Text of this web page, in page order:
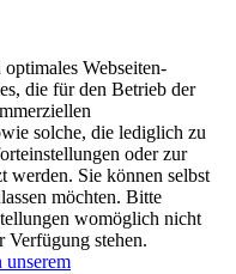
Webseiten-
die für den Betrieb der
solche, die lediglich zu
oder zur
werden. Sie können selbst
möchten. Bitte
womöglich nicht
Verfügung stehen.